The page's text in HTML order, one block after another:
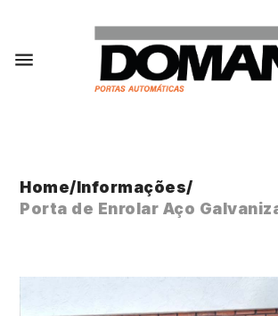
Home/Informações/
Porta de Enrolar Aço